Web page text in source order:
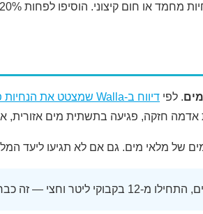
הוסיפו לפחות 20% מעל המספר שחישבתם.
. לפי דיווח ב-Walla שמצטט את הנחיות פיקוד העורף
חזקה, פגיעה בתשתית מים אזורית,
של שניים, וזה הרבה יותר טוב מכלום.